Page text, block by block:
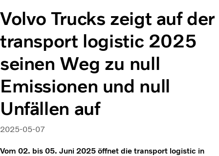
Transportlösungen
Services
Händler & Werkstätten
News
Über uns
Karriere
Technisches
Volvo Trucks zeigt auf der
transport logistic 2025
seinen Weg zu null
Emissionen und null
Unfällen auf
2025-05-07
Vom 02. bis 05. Juni 2025 öffnet die transport logistic in